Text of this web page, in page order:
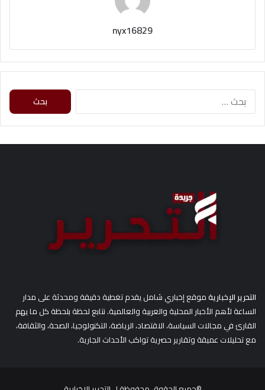
nyx16829
ث
التحرير الإخباريةموقع إخباري شامل يقدم تغطية دقيقة ومحدثة على مدار
الساعة لأهم الأخبار المحلية والعربية والعالمية. نتابع لحظة بلحظة كل ما يهم
القارئ في مجالات السياسة، الاقتصاد، الرياضة، التكنولوجيا، الصحة، والثقافة،
مع تحليلات عميقة وتقارير حصرية تواكب الأحداث الجارية.